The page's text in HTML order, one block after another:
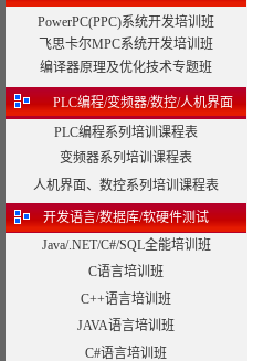
PowerPC(PPC)系统开发培训班
飞思卡尔MPC系统开发培训班
编译器原理及优化技术专题班
PLC编程/变频器/数控/人机界面
PLC编程系列培训课程表
变频器系列培训课程表
人机界面、数控系列培训课程表
开发语言/数据库/软硬件测试
Java/.NET/C#/SQL全能培训班
C语言培训班
C++语言培训班
JAVA语言培训班
C#语言培训班